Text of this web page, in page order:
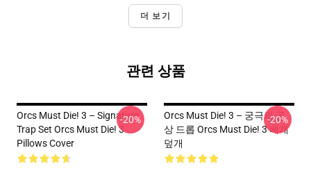
더 보기
관련 상품
Orcs Must Die! 3 – Signature
Trap Set Orcs Must Die! 3
Pillows Cover
-20%
Orcs Must Die! 3 – 궁극의 공
상 드롭 Orcs Must Die! 3 베개
덮개
-20%